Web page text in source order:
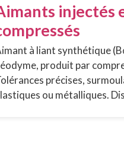
injectés
à liant synthétique
produit par
précises,
ou métalliques.